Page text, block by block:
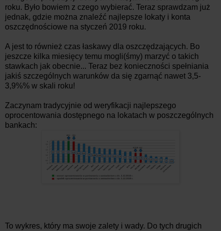
roku. Było bowiem z czego wybierać. Teraz sprawdzam już
jednak, gdzie można znaleźć najlepsze lokaty i konta
oszczędnościowe na styczeń 2019 roku.
A jest to również czas łaskawy dla oszczędzających. Bo
jeszcze kilka miesięcy temu mogli(śmy) marzyć o takich
stawkach jak obecnie... Teraz bez konieczności spełniania
jakiś szczególnych warunków da się zgarnąć nawet 3,5-
3,9%% w skali roku!
Zaczynam tradycyjnie od weryfikacji najlepszego
oprocentowania dostępnego na lokatach w poszczególnych
bankach:
To wykres, który ma swoje zalety i wady. Do tych drugich